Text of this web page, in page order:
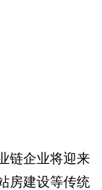
链企业将迎来
房建设等传统